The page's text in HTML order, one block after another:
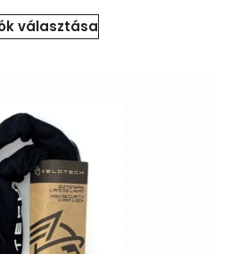
választása